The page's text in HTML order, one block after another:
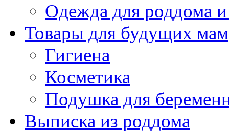
Одежда для роддома
Товары для будущих мам
Гигиена
Косметика
Подушка для
Выписка из роддома